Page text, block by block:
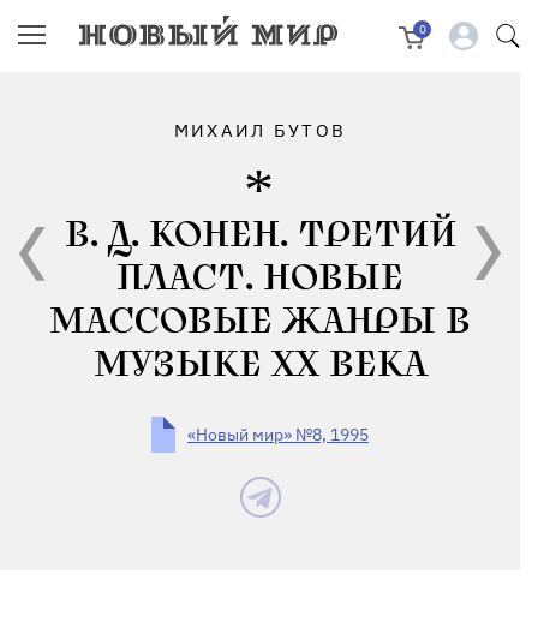
0
МИХАИЛ БУТОВ
В. Д. КОНЕН. ТРЕТИЙ
ПЛАСТ. НОВЫЕ
МАССОВЫЕ ЖАНРЫ В
МУЗЫКЕ XX ВЕКА
«Новый мир» №8, 1995